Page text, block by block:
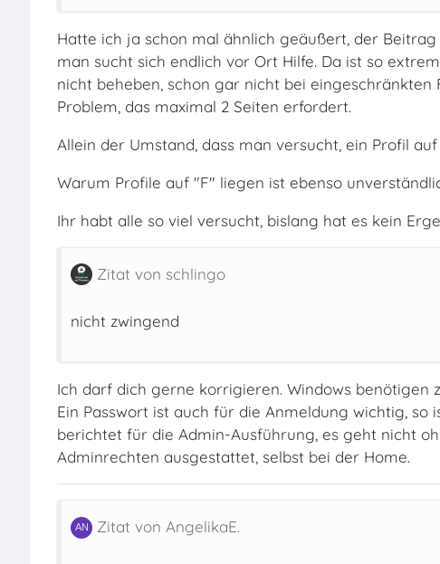
Hatte ich ja schon mal ähnlich geäußert, der
man sucht sich endlich vor Ort Hilfe. Da ist so
nicht beheben, schon gar nicht bei eingeschränkten
Problem, das maximal 2 Seiten erfordert.
Allein der Umstand, dass man versucht, ein Profil
Warum Profile auf "F" liegen ist ebenso
Ihr habt alle so viel versucht, bislang hat es kein
Zitat von schlingo
nicht zwingend
Ich darf dich gerne korrigieren. Windows benötigen
Ein Passwort ist auch für die Anmeldung wichtig,
berichtet für die Admin-Ausführung, es geht nicht
Adminrechten ausgestattet, selbst bei der Home.
Zitat von AngelikaE.